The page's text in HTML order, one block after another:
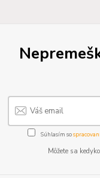
Súhlasím so
Môžete sa